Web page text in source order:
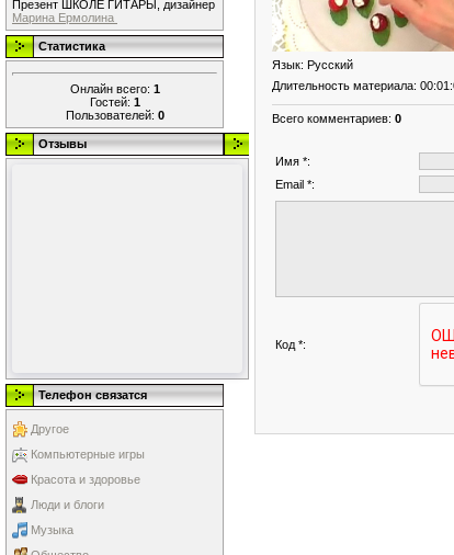
Презент ШКОЛЕ ГИТАРЫ, дизайнер
Марина Ермолина
Статистика
Онлайн всего: 1
Гостей: 1
Пользователей: 0
Отзывы
Телефон связатся
Другое
Компьютерные игры
Красота и здоровье
Люди и блоги
Музыка
Язык: Русский
Длительность материала:
Всего комментариев: 0
Имя *:
Email *:
Код *: